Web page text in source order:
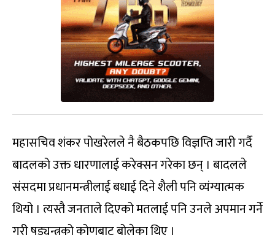
महासचिव शंकर पोखरेलले नै बैठकपछि विज्ञप्ति जारी गर्दै
बादलको उक्त धारणालाई करेक्सन गरेका छन् । बादलले
संसदमा प्रधानमन्त्रीलाई बधाई दिने शैली पनि व्यंग्यात्मक
थियो । त्यस्तै जनताले दिएको मतलाई पनि उनले अपमान गर्ने
गरी षड्यन्त्रको कोणबाट बोलेका थिए ।